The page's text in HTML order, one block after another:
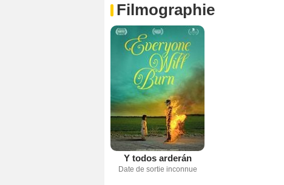
Filmographie
Y todos arderán
Date de sortie inconnue